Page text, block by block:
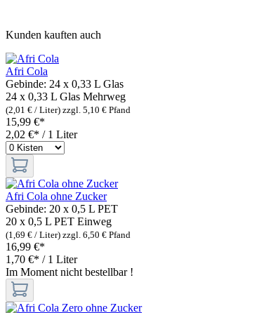
Kunden kauften auch
Afri Cola
Gebinde: 24 x 0,33 L Glas
24 x 0,33 L Glas Mehrweg
(2,01 € / Liter) zzgl. 5,10 € Pfand
15,99 €*
2,02 €* / 1 Liter
Afri Cola ohne Zucker
Gebinde: 20 x 0,5 L PET
20 x 0,5 L PET Einweg
(1,69 € / Liter) zzgl. 6,50 € Pfand
16,99 €*
1,70 €* / 1 Liter
Im Moment nicht bestellbar !